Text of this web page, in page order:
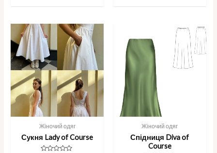
Жіночий одяг
Сукня Lady of Course
Жіночий одяг
Спідниця Diva of
Course